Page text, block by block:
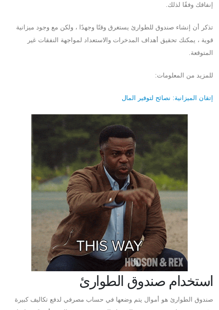
إنفاقك وفقًا لذلك.
تذكر أن إنشاء صندوق للطوارئ يستغرق وقتًا وجهدًا ، ولكن مع وجود ميزانية
قوية ، يمكنك تحقيق أهداف المدخرات والاستعداد لمواجهة النفقات غير
المتوقعة.
للمزيد من المعلومات:
إتقان الميزانية: نصائح لتوفير المال
استخدام صندوق الطوارئ
صندوق الطوارئ هو أموال يتم وضعها في حساب مصرفي لدفع تكاليف كبيرة